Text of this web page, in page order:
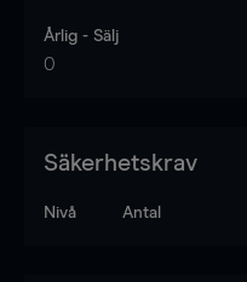
Årlig - Sälj
0
Säkerhetskrav
Nivå Antal